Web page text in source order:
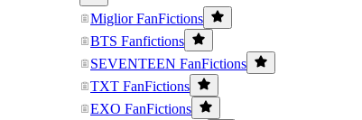
Miglior FanFictions
BTS Fanfictions
SEVENTEEN FanFictions
TXT FanFictions
EXO FanFictions